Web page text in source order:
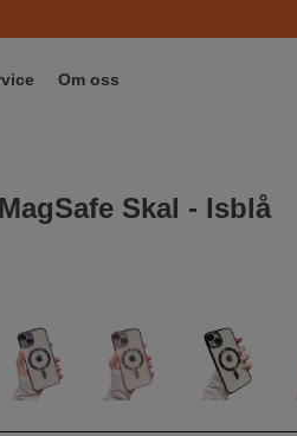
Om oss
Skal - Isblå